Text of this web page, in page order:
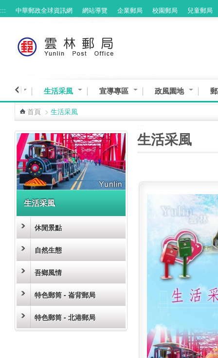
跳到主要內容區塊
::: 中華郵政全球資訊網 網站導覽 企業郵局 校園郵局 兒童郵局
專區 生活采風 宣導專區 政風園地
首頁 > 生活采風
生活采風
休閒景點
自然生態
吾鄉風情
特色郵筒 - 崙背郵局
特色郵筒 - 北港郵局
生活采風